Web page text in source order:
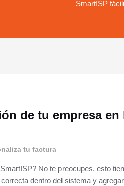
SmartISP
de tu empresa en
tu factura
No te preocupes, esto
dentro del sistema y agregar